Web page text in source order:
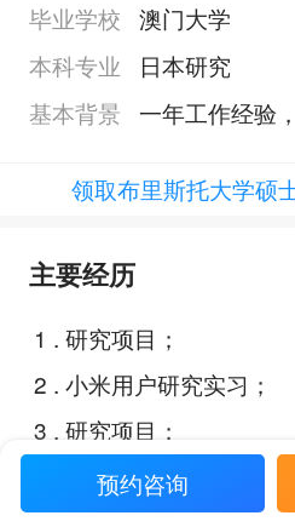
毕业学校 澳门大学
本科专业
日本研究
基本背景 一年工作经验
领取布里斯托大学硕
主要经历
1 . 研究项目；
2 . 小米用户研究实习；
3 . 研究项目；
预约咨询